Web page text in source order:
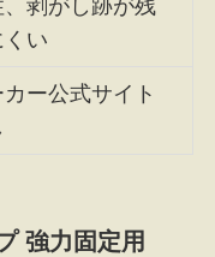
、剥がし跡が残
くい
カー公式サイト
強力固定用